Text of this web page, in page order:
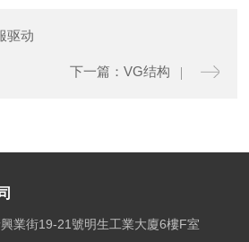
驱动
下一篇：VG结构
業街19-21號明生工業大廈6樓F室